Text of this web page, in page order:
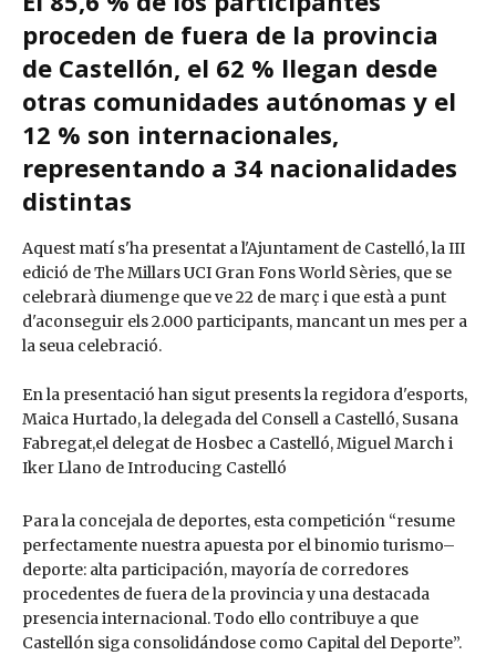
proceden de fuera de la provincia
de Castellón, el 62 % llegan desde
otras comunidades autónomas y el
12 % son internacionales,
representando a 34 nacionalidades
distintas
Aquest matí s'ha presentat a l'Ajuntament de Castelló, la III
edició de The Millars UCI Gran Fons World Sèries, que se
celebrarà diumenge que ve 22 de març i que està a punt
d'aconseguir els 2.000 participants, mancant un mes per a
la seua celebració.
En la presentació han sigut presents la regidora d'esports,
Maica Hurtado, la delegada del Consell a Castelló, Susana
Fabregat,el delegat de Hosbec a Castelló, Miguel March i
Iker Llano de Introducing Castelló
Para la concejala de deportes, esta competición “resume
perfectamente nuestra apuesta por el binomio turismo–
deporte: alta participación, mayoría de corredores
procedentes de fuera de la provincia y una destacada
presencia internacional. Todo ello contribuye a que
Castellón siga consolidándose como Capital del Deporte”.